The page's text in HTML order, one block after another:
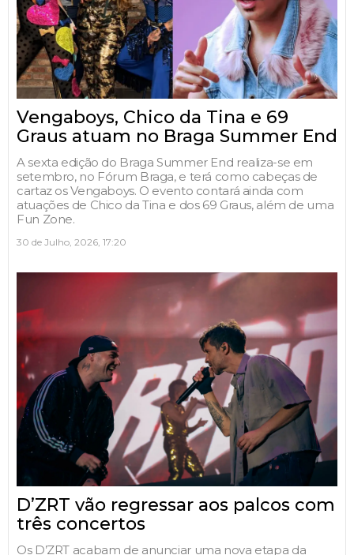
Vengaboys, Chico da Tina e 69
Graus atuam no Braga Summer End
A sexta edição do Braga Summer End realiza-se em
setembro, no Fórum Braga, e terá como cabeças de
cartaz os Vengaboys. O evento contará ainda com
atuações de Chico da Tina e dos 69 Graus, além de uma
Fun Zone.
30 de Julho, 2026, 17:20
D’ZRT vão regressar aos palcos com
três concertos
Os D’ZRT acabam de anunciar uma nova etapa da